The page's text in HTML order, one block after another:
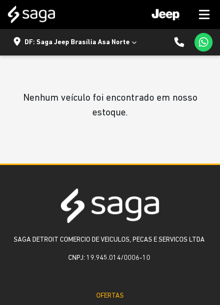
DF: Saga Jeep Brasília Asa Norte
Nenhum veículo foi encontrado em nosso
estoque.
SAGA DETROIT COMERCIO DE VEICULOS, PECAS E SERVICOS LTDA
CNPJ: 19.945.014/0006-10
OFERTAS